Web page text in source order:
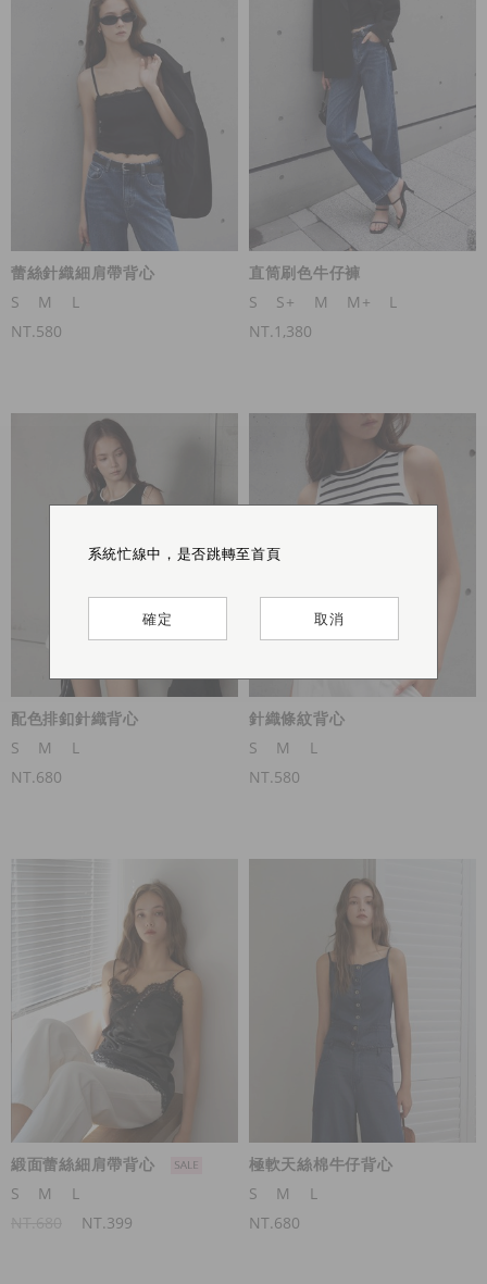
蕾絲針織細肩帶背心
S
M
L
NT.580
直筒刷色牛仔褲
S
S+ M M+
L
NT.1,380
配色排釦針織背心
S
M
L
NT.680
針織條紋背心
S
M
L
NT.580
緞面蕾絲細肩帶背心
S
M
L
NT.399
極軟天絲棉牛仔背心
S
M
L
NT.680
此商品銷售一空 ♡ 感謝熱烈支持
系統忙線中，是否跳轉至首頁
確定 取消
系統忙線中，是否跳轉至首頁
確定 取消
系統忙線中，是否跳轉至首頁
確定 取消